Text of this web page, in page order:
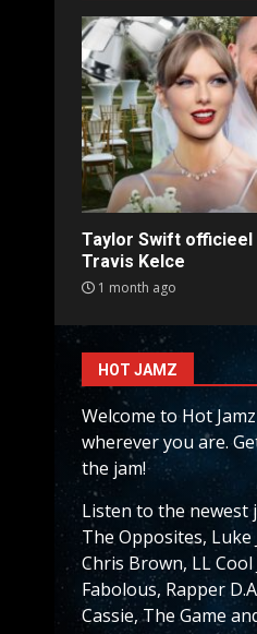
Taylor Swift
Travis Kelce
1 month ago
HOT JAMZ
Welcome to Hot
wherever you are.
the jam!
Listen to the newest
The Opposites, Luke
Chris Brown, LL Cool
Fabolous, Rapper
Cassie, The Game